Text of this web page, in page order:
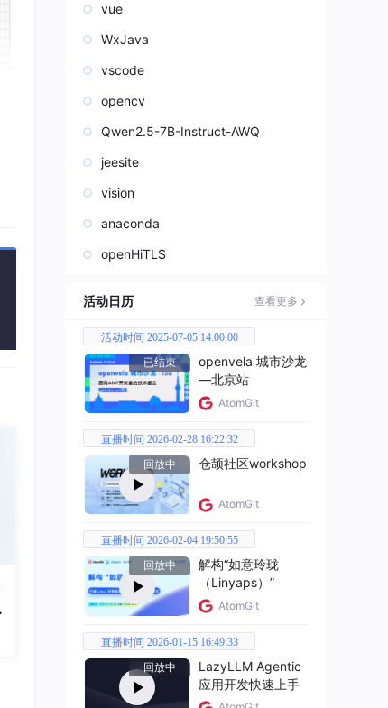
vue
WxJava
vscode
opencv
Qwen2.5-7B-Instruct-AWQ
jeesite
vision
anaconda
openHiTLS
活动日历 查看更多
活动时间 2025-07-05 14:00:00
已结束
openvela 城市沙龙
—北京站
AtomGit
直播时间 2026-02-28 16:22:32
回放中
仓颉社区workshop
AtomGit
直播时间 2026-02-04 19:50:55
回放中
解构“如意玲珑
（Linyaps）”
AtomGit
直播时间 2026-01-15 16:49:33
回放中
LazyLLM Agentic
应用开发快速上手